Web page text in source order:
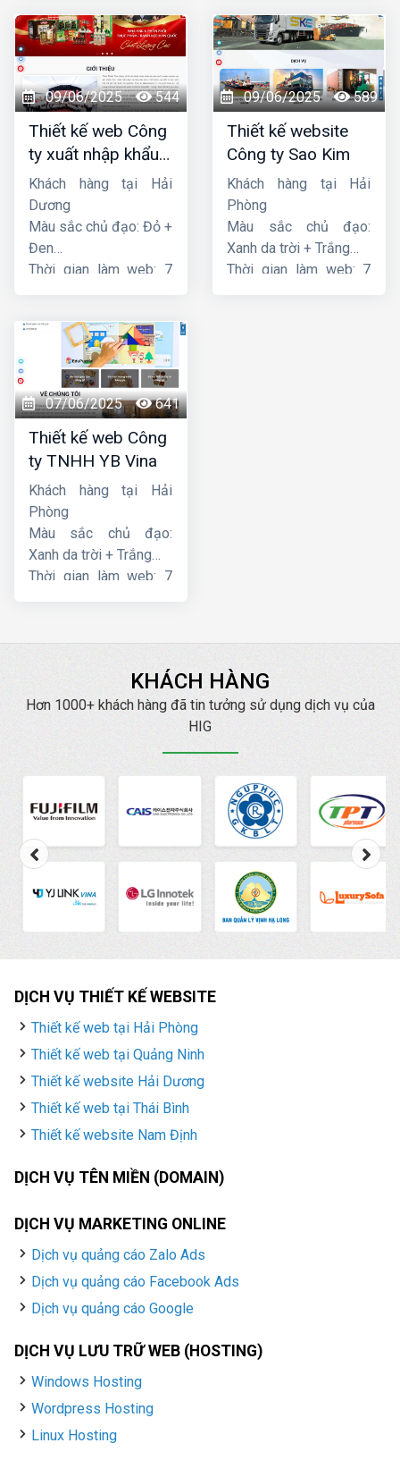
09/06/2025 544
Thiết kế web Công
ty xuất nhập khẩu
Thiên Thuận Phát
Khách hàng tại Hải
Dương
Màu sắc chủ đạo: Đỏ +
Đen
Thời gian làm web: 7
09/06/2025 589
Thiết kế website
Công ty Sao Kim
Khách hàng tại Hải
Phòng
Màu sắc chủ đạo:
Xanh da trời + Trắng
Thời gian làm web: 7
07/06/2025 641
Thiết kế web Công
ty TNHH YB Vina
Khách hàng tại Hải
Phòng
Màu sắc chủ đạo:
Xanh da trời + Trắng
Thời gian làm web: 7
KHÁCH HÀNG
Hơn 1000+ khách hàng đã tin tưởng sử dụng dịch vụ của
HIG
DỊCH VỤ THIẾT KẾ WEBSITE
Thiết kế web tại Hải Phòng
Thiết kế web tại Quảng Ninh
Thiết kế website Hải Dương
Thiết kế web tại Thái Bình
Thiết kế website Nam Định
DỊCH VỤ TÊN MIỀN (DOMAIN)
DỊCH VỤ MARKETING ONLINE
Dịch vụ quảng cáo Zalo Ads
Dịch vụ quảng cáo Facebook Ads
Dịch vụ quảng cáo Google
DỊCH VỤ LƯU TRỮ WEB (HOSTING)
Windows Hosting
Wordpress Hosting
Linux Hosting